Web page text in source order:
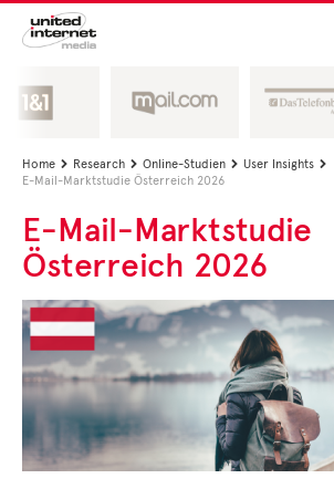
Home  Research  Online-Studien  User Insights 
E-Mail-Marktstudie Österreich 2026
E-Mail-Marktstudie
Österreich 2026